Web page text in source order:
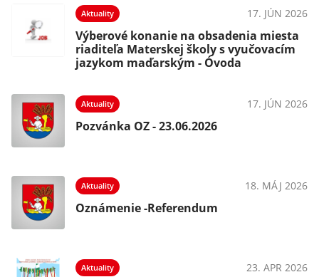
Aktuality 17. JÚN 2026
Výberové konanie na obsadenia miesta
riaditeľa Materskej školy s vyučovacím
jazykom maďarským - Óvoda
Aktuality 17. JÚN 2026
Pozvánka OZ - 23.06.2026
Aktuality 18. MÁJ 2026
Oznámenie -Referendum
Aktuality 23. APR 2026